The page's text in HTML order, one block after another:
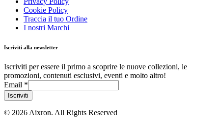
Cookie Policy
Traccia il tuo Ordine
I nostri Marchi
Iscriviti alla newsletter
Iscriviti per essere il primo a scoprire le nuove collezioni, le
promozioni, contenuti esclusivi, eventi e molto altro!
Email *
Iscriviti
© 2026 Aixron. All Rights Reserved